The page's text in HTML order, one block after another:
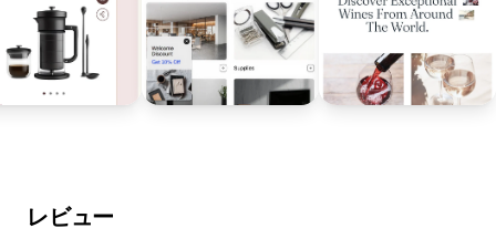
レビュー